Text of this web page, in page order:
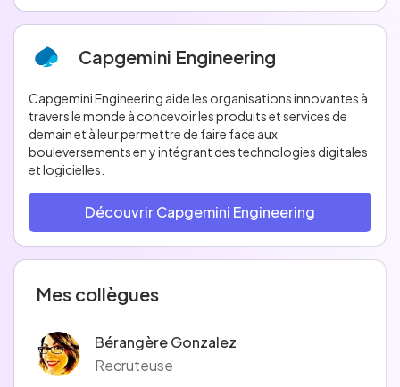
Capgemini Engineering
Capgemini Engineering aide les organisations innovantes à
travers le monde à concevoir les produits et services de
demain et à leur permettre de faire face aux
bouleversements en y intégrant des technologies digitales
et logicielles.
Découvrir Capgemini Engineering
Mes collègues
Bérangère Gonzalez
Recruteuse